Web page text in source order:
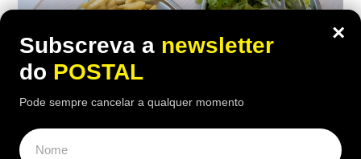
×
Subscreva a newsletter
do POSTAL
Pode sempre cancelar a qualquer momento